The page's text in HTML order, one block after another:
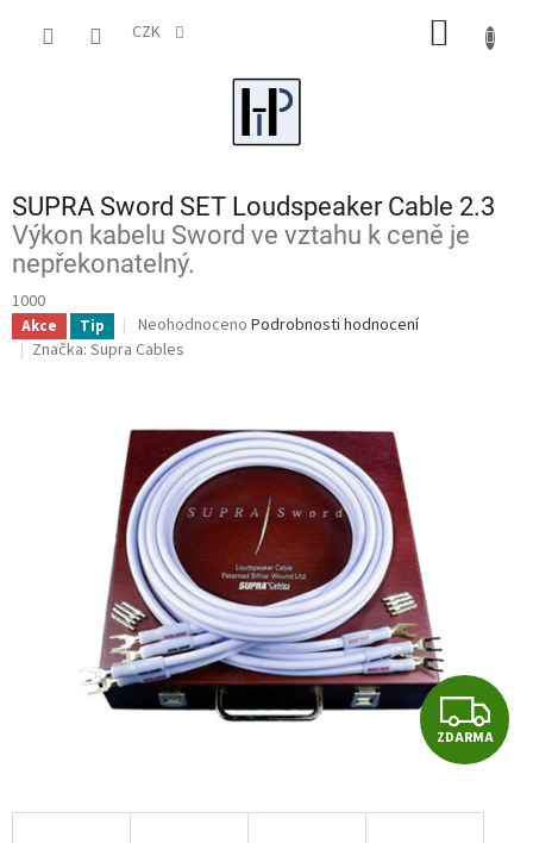
CZK
SUPRA Sword SET Loudspeaker Cable 2.3
Výkon kabelu Sword ve vztahu k ceně je
nepřekonatelný.
1000
Akce Tip
Průměrné
hodnocení
z
hvězdiček.
Neohodnoceno Podrobnosti hodnocení
Značka: Supra Cables
Z
D
ZDARMA